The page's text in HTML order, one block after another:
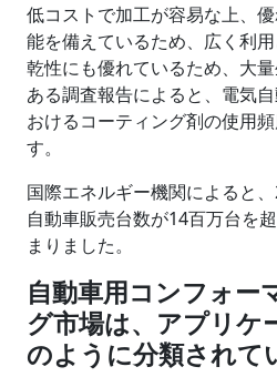
低コストで加工が容易な上、
能を備えているため、広く利
乾性にも優れているため、大量
ある調査報告によると、電気
おけるコーティング剤の使用
す。
国際エネルギー機関によると
自動車販売台数が14百万台を
まりました。
自動車用コンフォー
グ市場は、アプリケ
のように分類されて